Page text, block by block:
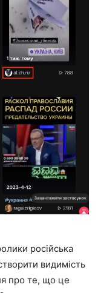
російська
видимість
про те, що це